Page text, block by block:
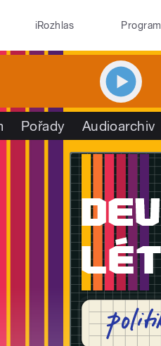
iRozhlas Program
Pořady Audioarchiv